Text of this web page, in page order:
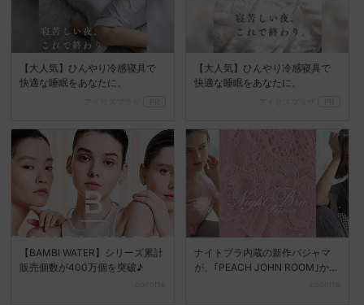
【大人気】ひんやり冷感寝具で
快適な睡眠をあなたに。
【大人気】ひんやり冷感寝具で
快適な睡眠をあなたに。
【BAMBI WATER】シリーズ累計
販売個数が400万個を突破♪
ナイトブラ内蔵の新作パジャマ
が、｢PEACH JOHN ROOM｣から